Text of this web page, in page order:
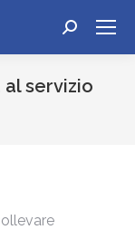
Cerca:
servizio